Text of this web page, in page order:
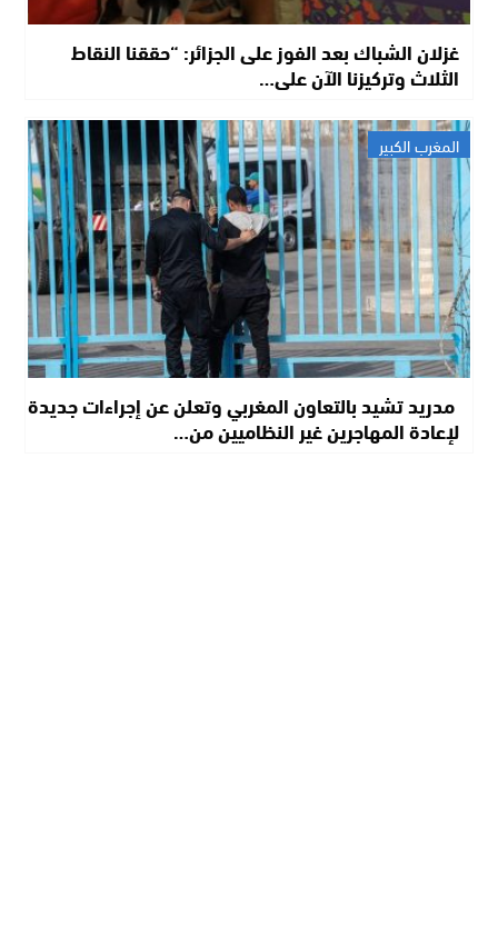
غزلان الشباك بعد الفوز على الجزائر: “حققنا النقاط
الثلاث وتركيزنا الآن على…
المغرب الكبير
مدريد تشيد بالتعاون المغربي وتعلن عن إجراءات جديدة
لإعادة المهاجرين غير النظاميين من…